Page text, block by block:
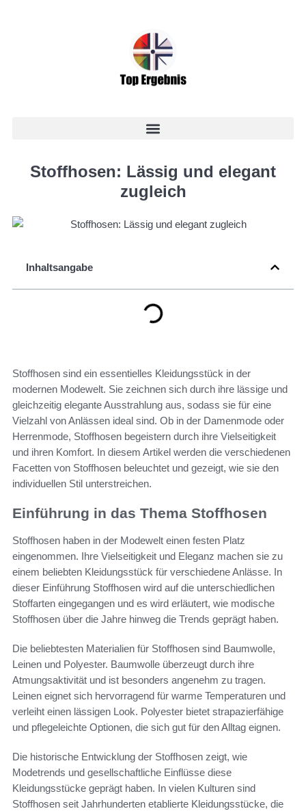
Stoffhosen: Lässig und elegant
zugleich
Inhaltsangabe
Stoffhosen sind ein essentielles Kleidungsstück in der
modernen Modewelt. Sie zeichnen sich durch ihre lässige und
gleichzeitig elegante Ausstrahlung aus, sodass sie für eine
Vielzahl von Anlässen ideal sind. Ob in der Damenmode oder
Herrenmode, Stoffhosen begeistern durch ihre Vielseitigkeit
und ihren Komfort. In diesem Artikel werden die verschiedenen
Facetten von Stoffhosen beleuchtet und gezeigt, wie sie den
individuellen Stil unterstreichen.
Einführung in das Thema Stoffhosen
Stoffhosen haben in der Modewelt einen festen Platz
eingenommen. Ihre Vielseitigkeit und Eleganz machen sie zu
einem beliebten Kleidungsstück für verschiedene Anlässe. In
dieser Einführung Stoffhosen wird auf die unterschiedlichen
Stoffarten eingegangen und es wird erläutert, wie modische
Stoffhosen über die Jahre hinweg die Trends geprägt haben.
Die beliebtesten Materialien für Stoffhosen sind Baumwolle,
Leinen und Polyester. Baumwolle überzeugt durch ihre
Atmungsaktivität und ist besonders angenehm zu tragen.
Leinen eignet sich hervorragend für warme Temperaturen und
verleiht einen lässigen Look. Polyester bietet strapazierfähige
und pflegeleichte Optionen, die sich gut für den Alltag eignen.
Die historische Entwicklung der Stoffhosen zeigt, wie
Modetrends und gesellschaftliche Einflüsse diese
Kleidungsstücke geprägt haben. In vielen Kulturen sind
Stoffhosen seit Jahrhunderten etablierte Kleidungsstücke, die